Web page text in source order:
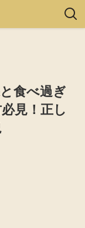
食べ過ぎ
見！正し